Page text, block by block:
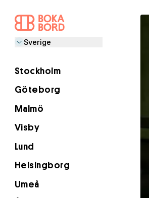
Sverige
Stockholm
Göteborg
Malmö
Visby
Lund
Helsingborg
Umeå